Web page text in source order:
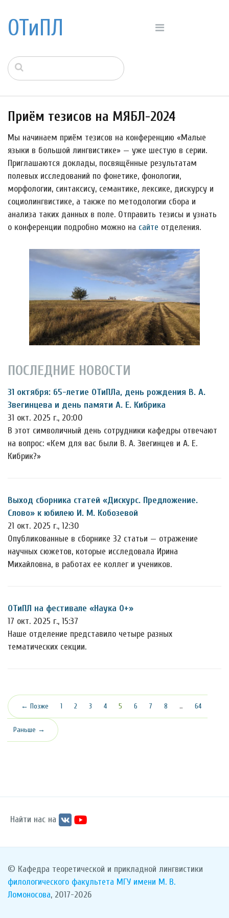
ОТиПЛ
Приём тезисов на МЯБЛ-2024
Мы начинаем приём тезисов на конференцию «Малые
языки в большой лингвистике» — уже шестую в серии.
Приглашаются доклады, посвящённые результатам
полевых исследований по фонетике, фонологии,
морфологии, синтаксису, семантике, лексике, дискурсу и
социолингвистике, а также по методологии сбора и
анализа таких данных в поле. Отправить тезисы и узнать
о конференции подробно можно на сайте отделения.
ПОСЛЕДНИЕ НОВОСТИ
31 октября: 65-летие ОТиПЛа, день рождения В. А.
Звегинцева и день памяти А. Е. Кибрика
31 окт. 2025 г., 20:00
В этот символичный день сотрудники кафедры отвечают
на вопрос: «Кем для вас были В. А. Звегинцев и А. Е.
Кибрик?»
Выход сборника статей «Дискурс. Предложение.
Слово» к юбилею И. М. Кобозевой
21 окт. 2025 г., 12:30
Опубликованные в сборнике 32 статьи — отражение
научных сюжетов, которые исследовала Ирина
Михайловна, в работах ее коллег и учеников.
ОТиПЛ на фестивале «Наука 0+»
17 окт. 2025 г., 15:37
Наше отделение представило четыре разных
тематических секции.
← Позже 1 2 3 4 5 (текущая)
6 7 8 … 64
Раньше →
Найти нас на
© Кафедра теоретической и прикладной лингвистики
филологического факультета МГУ имени М. В.
Ломоносова, 2017-2026